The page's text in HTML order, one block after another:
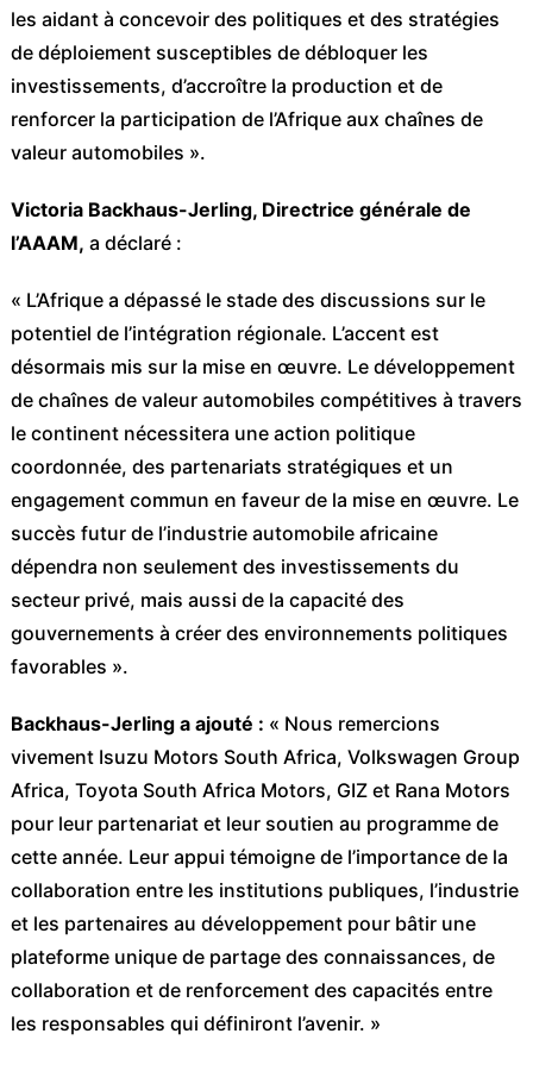
les aidant à concevoir des politiques et des stratégies
de déploiement susceptibles de débloquer les
investissements, d’accroître la production et de
renforcer la participation de l’Afrique aux chaînes de
valeur automobiles ».
Victoria Backhaus-Jerling, Directrice générale de
l’AAAM, a déclaré :
« L’Afrique a dépassé le stade des discussions sur le
potentiel de l’intégration régionale. L’accent est
désormais mis sur la mise en œuvre. Le développement
de chaînes de valeur automobiles compétitives à travers
le continent nécessitera une action politique
coordonnée, des partenariats stratégiques et un
engagement commun en faveur de la mise en œuvre. Le
succès futur de l’industrie automobile africaine
dépendra non seulement des investissements du
secteur privé, mais aussi de la capacité des
gouvernements à créer des environnements politiques
favorables ».
Backhaus-Jerling a ajouté : « Nous remercions
vivement Isuzu Motors South Africa, Volkswagen Group
Africa, Toyota South Africa Motors, GIZ et Rana Motors
pour leur partenariat et leur soutien au programme de
cette année. Leur appui témoigne de l’importance de la
collaboration entre les institutions publiques, l’industrie
et les partenaires au développement pour bâtir une
plateforme unique de partage des connaissances, de
collaboration et de renforcement des capacités entre
les responsables qui définiront l’avenir. »